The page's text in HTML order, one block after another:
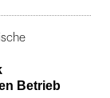
Betrieb